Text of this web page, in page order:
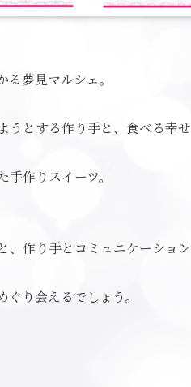
夢見マルシェ。
とする作り手と、食べる幸
作りスイーツ。
作り手とコミュニケーショ
り会えるでしょう。